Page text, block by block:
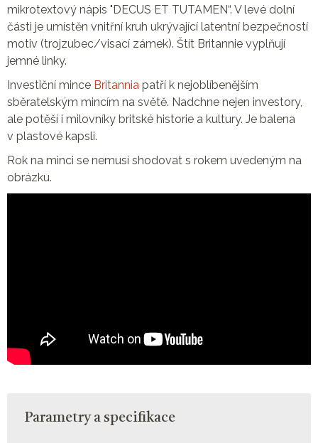
mikrotextový nápis "DECUS ET TUTAMEN“. V levé dolní
části je umístěn vnitřní kruh ukrývající latentní bezpečností
motiv (trojzubec/visací zámek). Štít Britannie vyplňují
jemné linky.
Investiční mince Britannia patří k nejoblíbenějším
sběratelským mincím na světě. Nadchne nejen investory,
ale potěší i milovníky britské historie a kultury. Je balena
v plastové kapsli.
Rok na minci se nemusí shodovat s rokem uvedeným na
obrázku.
Parametry a specifikace